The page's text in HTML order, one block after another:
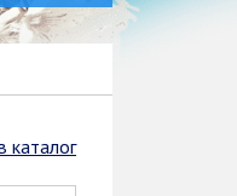
каталог